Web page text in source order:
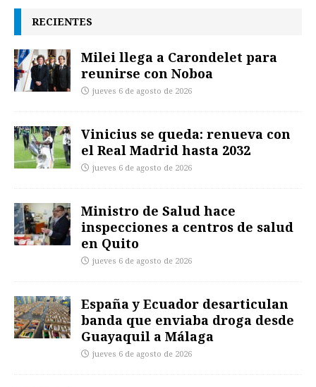
RECIENTES
Milei llega a Carondelet para
reunirse con Noboa
jueves 6 de agosto de 2026
Vinicius se queda: renueva con
el Real Madrid hasta 2032
jueves 6 de agosto de 2026
Ministro de Salud hace
inspecciones a centros de salud
en Quito
jueves 6 de agosto de 2026
España y Ecuador desarticulan
banda que enviaba droga desde
Guayaquil a Málaga
jueves 6 de agosto de 2026